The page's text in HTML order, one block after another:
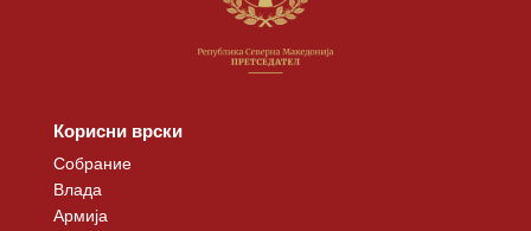
Корисни врски
Собрание
Влада
Армија